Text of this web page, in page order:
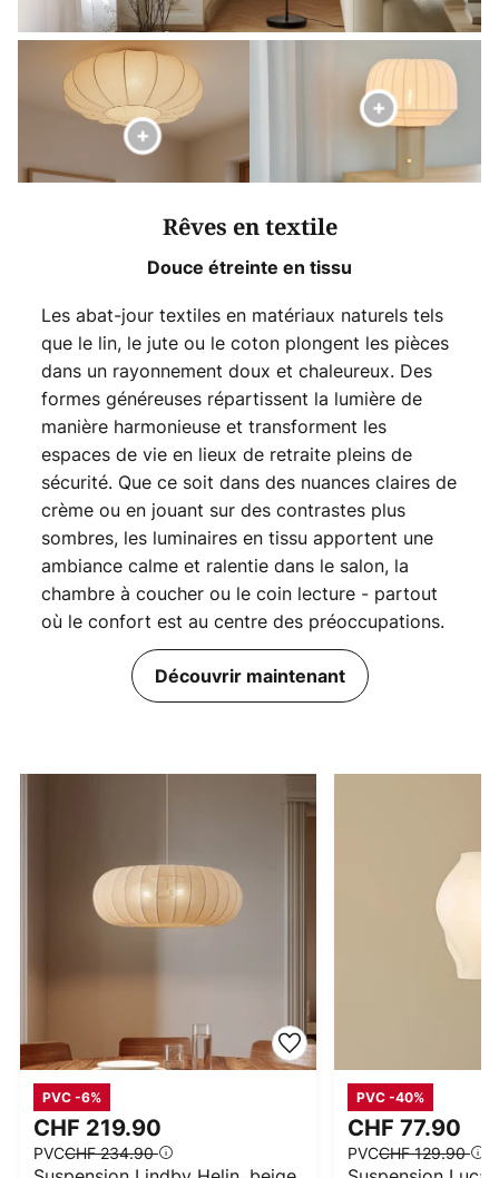
Rêves en textile
Douce étreinte en tissu
Les abat-jour textiles en matériaux naturels tels
que le lin, le jute ou le coton plongent les pièces
dans un rayonnement doux et chaleureux. Des
formes généreuses répartissent la lumière de
manière harmonieuse et transforment les
espaces de vie en lieux de retraite pleins de
sécurité. Que ce soit dans des nuances claires de
crème ou en jouant sur des contrastes plus
sombres, les luminaires en tissu apportent une
ambiance calme et ralentie dans le salon, la
chambre à coucher ou le coin lecture - partout
où le confort est au centre des préoccupations.
Découvrir maintenant
CHF 219.90
PVCCHF 234.90
PVC -6%
CHF 77.90
PVCCHF 129.90
PVC -40%